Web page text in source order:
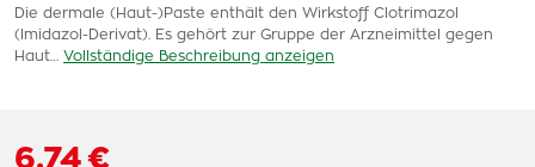
Die dermale (Haut-)Paste enthält den Wirkstoff Clotrimazol
(Imidazol-Derivat). Es gehört zur Gruppe der Arzneimittel gegen
Haut…
Vollständige Beschreibung anzeigen
6,74 €